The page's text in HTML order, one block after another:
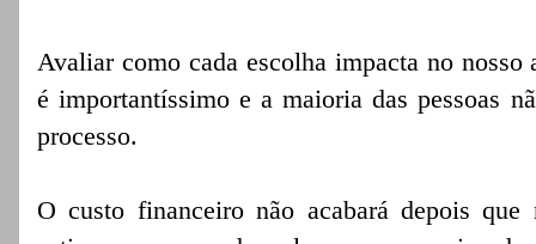
Avaliar como cada escolha impacta no nosso
é importantíssimo e a maioria das pessoas
processo.
O custo financeiro não acabará depois